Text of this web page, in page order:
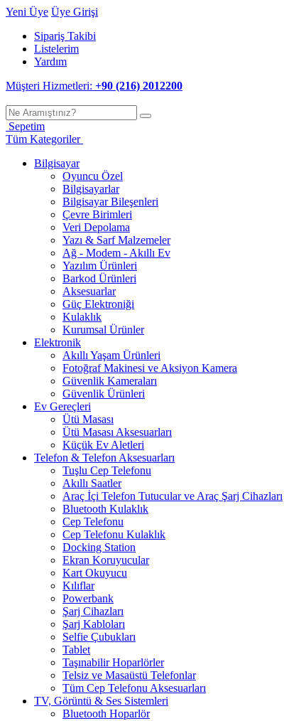
Yeni Üye Üye Girişi
Sipariş Takibi
Listelerim
Yardım
Müşteri Hizmetleri: +90 (216) 2012200
Sepetim
Tüm Kategoriler
Bilgisayar
Oyuncu Özel
Bilgisayarlar
Bilgisayar Bileşenleri
Çevre Birimleri
Veri Depolama
Yazı & Sarf Malzemeler
Ağ - Modem - Akıllı Ev
Yazılım Ürünleri
Barkod Ürünleri
Aksesuarlar
Güç Elektroniği
Kulaklık
Kurumsal Ürünler
Elektronik
Akıllı Yaşam Ürünleri
Fotoğraf Makinesi ve Aksiyon Kamera
Güvenlik Kameraları
Güvenlik Ürünleri
Ev Gereçleri
Ütü Masası
Ütü Masası Aksesuarları
Küçük Ev Aletleri
Telefon & Telefon Aksesuarları
Tuşlu Cep Telefonu
Akıllı Saatler
Araç İçi Telefon Tutucular ve Araç Şarj Cihazları
Bluetooth Kulaklık
Cep Telefonu
Cep Telefonu Kulaklık
Docking Station
Ekran Koruyucular
Kart Okuyucu
Kılıflar
Powerbank
Şarj Cihazları
Şarj Kabloları
Selfie Çubukları
Tablet
Taşınabilir Hoparlörler
Telsiz ve Masaüstü Telefonlar
Tüm Cep Telefonu Aksesuarları
TV, Görüntü & Ses Sistemleri
Bluetooth Hoparlör